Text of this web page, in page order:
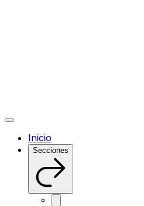
Inicio
Secciones